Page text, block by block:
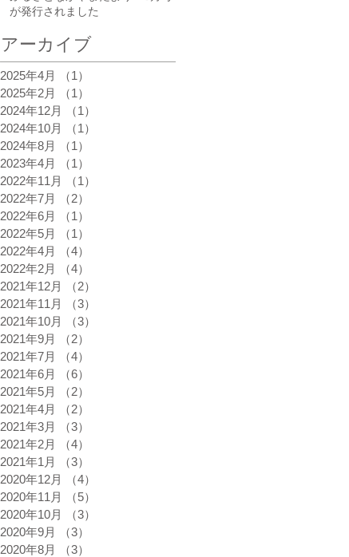
が発行されました
アーカイブ
2025年4月 （1）
2025年2月
（1）
2024年12月
（1）
2024年10月
（1）
2024年8月
（1）
2023年4月
（1）
2022年11月
（1）
2022年7月
（2）
2022年6月
（1）
2022年5月
（1）
2022年4月
（4）
2022年2月
（4）
2021年12月
（2）
2021年11月
（3）
2021年10月
（3）
2021年9月
（2）
2021年7月
（4）
2021年6月
（6）
2021年5月
（2）
2021年4月
（2）
2021年3月
（3）
2021年2月
（4）
2021年1月
（3）
2020年12月
（4）
2020年11月
（5）
2020年10月
（3）
2020年9月
（3）
2020年8月
（3）